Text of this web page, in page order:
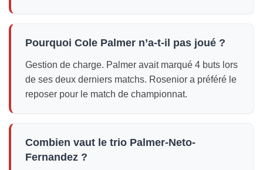
Pourquoi Cole Palmer n’a-t-il pas joué ?
Gestion de charge. Palmer avait marqué 4 buts lors
de ses deux derniers matchs. Rosenior a préféré le
reposer pour le match de championnat.
Combien vaut le trio Palmer-Neto-
Fernandez ?